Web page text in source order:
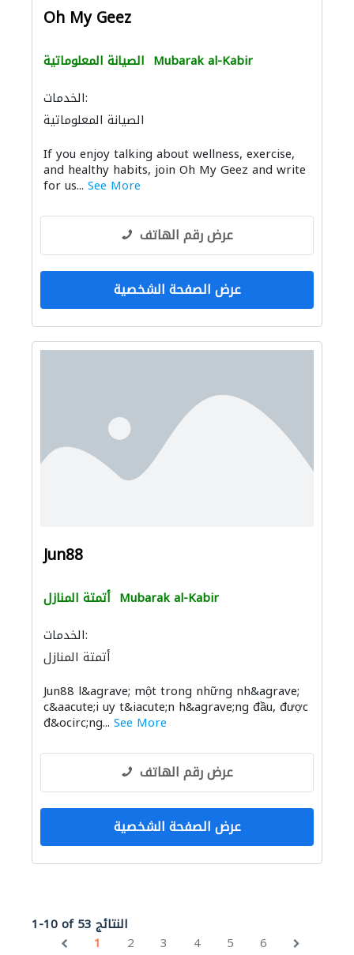
Oh My Geez
الصيانة المعلوماتية Mubarak al-Kabir
الخدمات:
الصيانة المعلوماتية
If you enjoy talking about wellness, exercise,
and healthy habits, join Oh My Geez and write
for us... See More
عرض رقم الهاتف
عرض الصفحة الشخصية
Jun88
أتمتة المنازل Mubarak al-Kabir
الخدمات:
أتمتة المنازل
Jun88 l&agrave; một trong những nh&agrave;
c&aacute;i uy t&iacute;n h&agrave;ng đầu, được
đ&ocirc;ng... See More
عرض رقم الهاتف
عرض الصفحة الشخصية
1-10 of 53 النتائج
1
2 3 4 5 6